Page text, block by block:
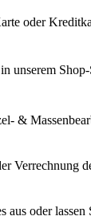
oder
unserem
&
Verrechnung
aus oder